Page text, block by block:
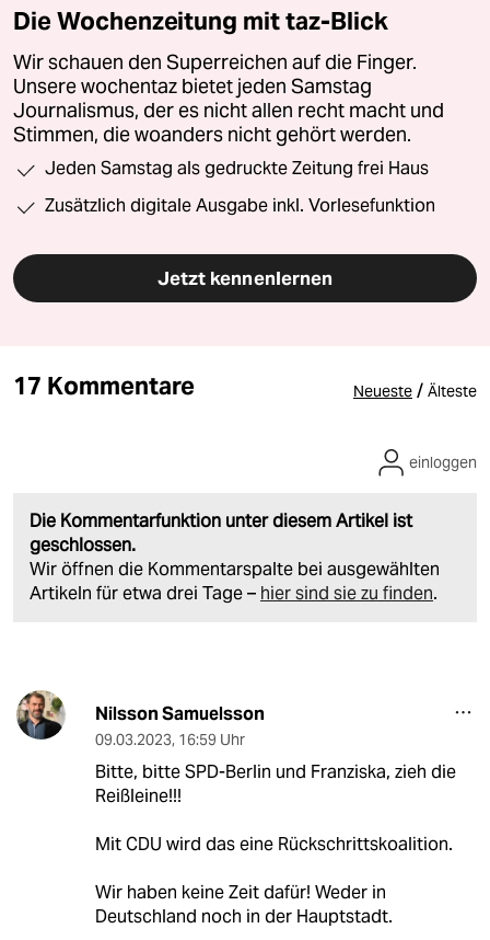
Die Wochenzeitung mit taz-Blick
Wir schauen den Superreichen auf die Finger.
Unsere wochentaz bietet jeden Samstag
Journalismus, der es nicht allen recht macht und
Stimmen, die woanders nicht gehört werden.
Jeden Samstag als gedruckte Zeitung frei Haus
Zusätzlich digitale Ausgabe inkl. Vorlesefunktion
Jetzt kennenlernen
17 Kommentare Neueste / Älteste
Die Kommentarfunktion unter diesem Artikel ist
geschlossen.
Wir öffnen die Kommentarspalte bei ausgewählten
Artikeln für etwa drei Tage – hier sind sie zu finden.
einloggen
Nilsson Samuelsson
09.03.2023, 16:59 Uhr
Bitte, bitte SPD-Berlin und Franziska, zieh die
Reißleine!!!
Mit CDU wird das eine Rückschrittskoalition.
Wir haben keine Zeit dafür! Weder in
Deutschland noch in der Hauptstadt.